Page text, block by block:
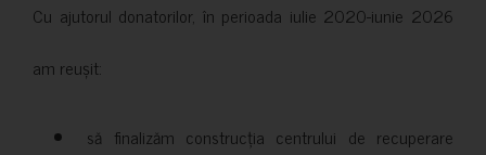
Cu ajutorul donatorilor, în perioada iulie 2020-iunie 2026
am reușit:
să finalizăm construcția centrului de recuperare